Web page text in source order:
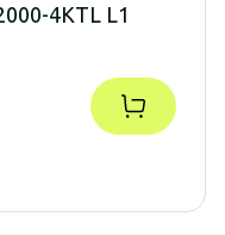
4KTL L1